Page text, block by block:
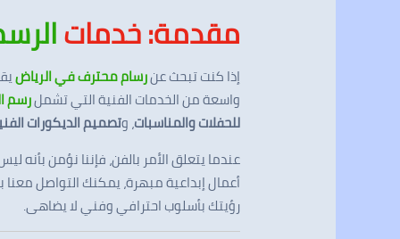
مقدمة: خدمات
إذا كنت تبحث عنرسام محترف في الرياض
واسعة من الخدمات الفنية التي تشملرسم
للحفلات والمناسبات، وتصميم الديكورات
عندما يتعلق الأمر بالفن، فإننا نؤمن
أعمال إبداعية مبهرة، يمكنك التواصل
رؤيتك بأسلوب احترافي وفني لا يضاهى.